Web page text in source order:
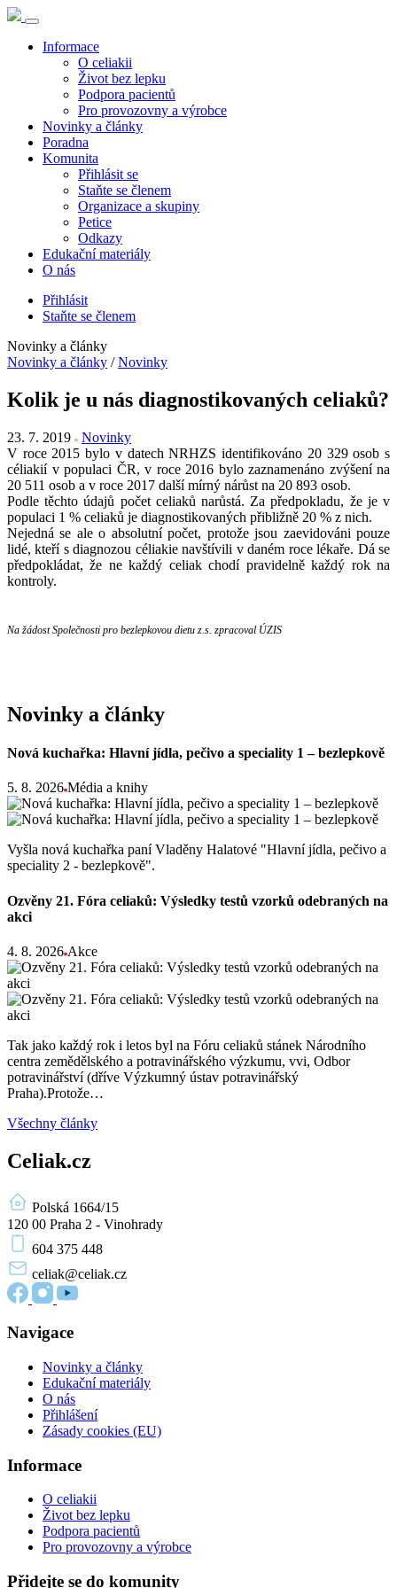
Informace
O celiakii
Život bez lepku
Podpora pacientů
Pro provozovny a výrobce
Novinky a články
Poradna
Komunita
Přihlásit se
Staňte se členem
Organizace a skupiny
Petice
Odkazy
Edukační materiály
O nás
Přihlásit
Staňte se členem
Novinky a články
Novinky a články / Novinky
Kolik je u nás diagnostikovaných celiaků?
23. 7. 2019
Novinky
V roce 2015 bylo v datech NRHZS identifikováno 20 329 osob s
céliakií v populaci ČR, v roce 2016 bylo zaznamenáno zvýšení na
20 511 osob a v roce 2017 další mírný nárůst na 20 893 osob.
Podle těchto údajů počet celiaků narůstá. Za předpokladu, že je v
populaci 1 % celiaků je diagnostikovaných přibližně 20 % z nich.
Nejedná se ale o absolutní počet, protože jsou zaevidováni pouze
lidé, kteří s diagnozou céliakie navštívili v daném roce lékaře. Dá se
předpokládat, že ne každý celiak chodí pravidelně každý rok na
kontroly.
Na žádost Společnosti pro bezlepkovou dietu z.s. zpracoval ÚZIS
Novinky a články
Nová kuchařka: Hlavní jídla, pečivo a speciality 1 – bezlepkově
5. 8. 2026 Média a knihy
Vyšla nová kuchařka paní Vladěny Halatové "Hlavní jídla, pečivo a
speciality 2 - bezlepkově".
Ozvěny 21. Fóra celiaků: Výsledky testů vzorků odebraných na
akci
4. 8. 2026 Akce
Tak jako každý rok i letos byl na Fóru celiaků stánek Národního
centra zemědělského a potravinářského výzkumu, vvi, Odbor
potravinářství (dříve Výzkumný ústav potravinářský
Praha).Protože…
Všechny články
Celiak.cz
Polská 1664/15
120 00 Praha 2 - Vinohrady
604 375 448
celiak@celiak.cz
Navigace
Novinky a články
Edukační materiály
O nás
Přihlášení
Zásady cookies (EU)
Informace
O celiakii
Život bez lepku
Podpora pacientů
Pro provozovny a výrobce
Přidejte se do komunity